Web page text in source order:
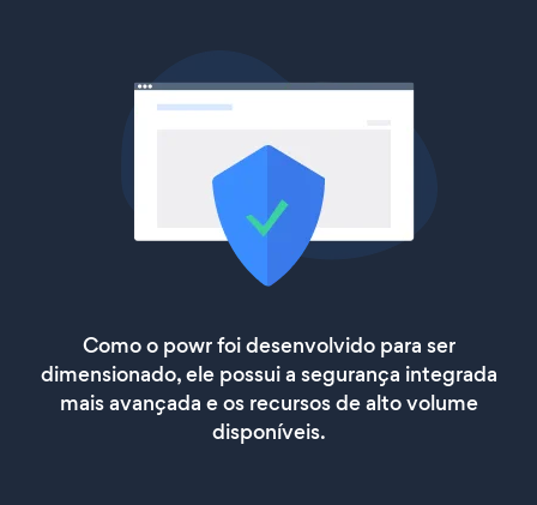
Como o powr foi desenvolvido para ser
dimensionado, ele possui a segurança integrada
mais avançada e os recursos de alto volume
disponíveis.